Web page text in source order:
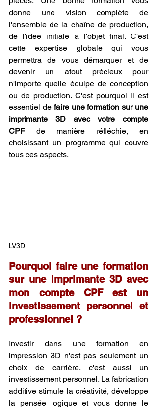
donne une vision complète de
l'ensemble de la chaîne de production,
de l'idée initiale à l'objet final. C'est
cette expertise globale qui vous
permettra de vous démarquer et de
devenir un atout précieux pour
n'importe quelle équipe de conception
ou de production. C'est pourquoi il est
essentiel de faire une formation sur une
imprimante 3D avec votre compte
CPF de manière réfléchie, en
choisissant un programme qui couvre
tous ces aspects.
LV3D
Pourquoi faire une formation
sur une imprimante 3D avec
mon compte CPF est un
investissement personnel et
professionnel ?
Investir dans une formation en
impression 3D n'est pas seulement un
choix de carrière, c'est aussi un
investissement personnel. La fabrication
additive stimule la créativité, développe
la pensée logique et vous donne le